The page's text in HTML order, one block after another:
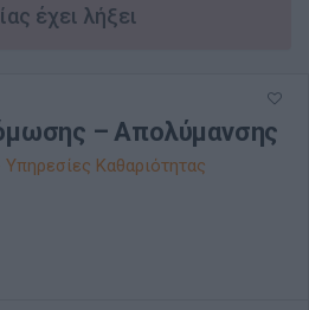
έχει λήξει
– Απολύμανσης
Καθαριότητας